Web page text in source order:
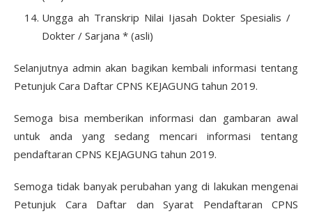
Ungga ah Transkrip Nilai Ijasah Dokter Spesialis /
Dokter / Sarjana * (asli)
Selanjutnya admin akan bagikan kembali informasi tentang
Petunjuk Cara Daftar CPNS KEJAGUNG tahun 2019.
Semoga bisa memberikan informasi dan gambaran awal
untuk anda yang sedang mencari informasi tentang
pendaftaran CPNS KEJAGUNG tahun 2019.
Semoga tidak banyak perubahan yang di lakukan mengenai
Petunjuk Cara Daftar dan Syarat Pendaftaran CPNS